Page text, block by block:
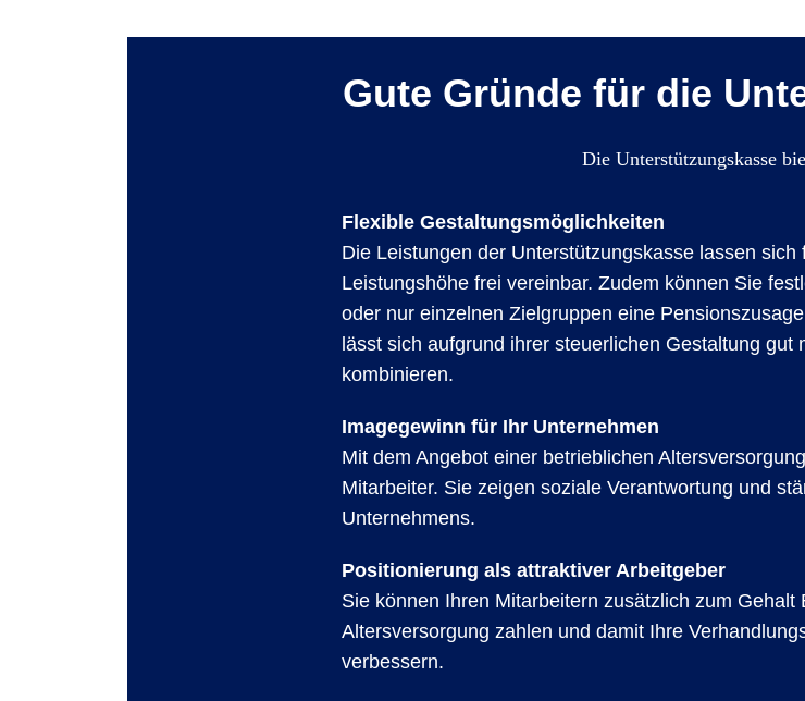
Gute Gründe für die
Die Unterstützungskasse
Flexible Gestaltungsmöglichkeiten
Die Leistungen der Unterstützungskasse lassen
Leistungshöhe frei vereinbar. Zudem können Sie
oder nur einzelnen Zielgruppen eine
lässt sich aufgrund ihrer steuerlichen Gestaltung gut
kombinieren.
Imagegewinn für Ihr Unternehmen
Mit dem Angebot einer betrieblichen
Mitarbeiter. Sie zeigen soziale Verantwortung und
Unternehmens.
Positionierung als attraktiver Arbeitgeber
Sie können Ihren Mitarbeitern zusätzlich zum Gehalt
Altersversorgung zahlen und damit Ihre
verbessern.